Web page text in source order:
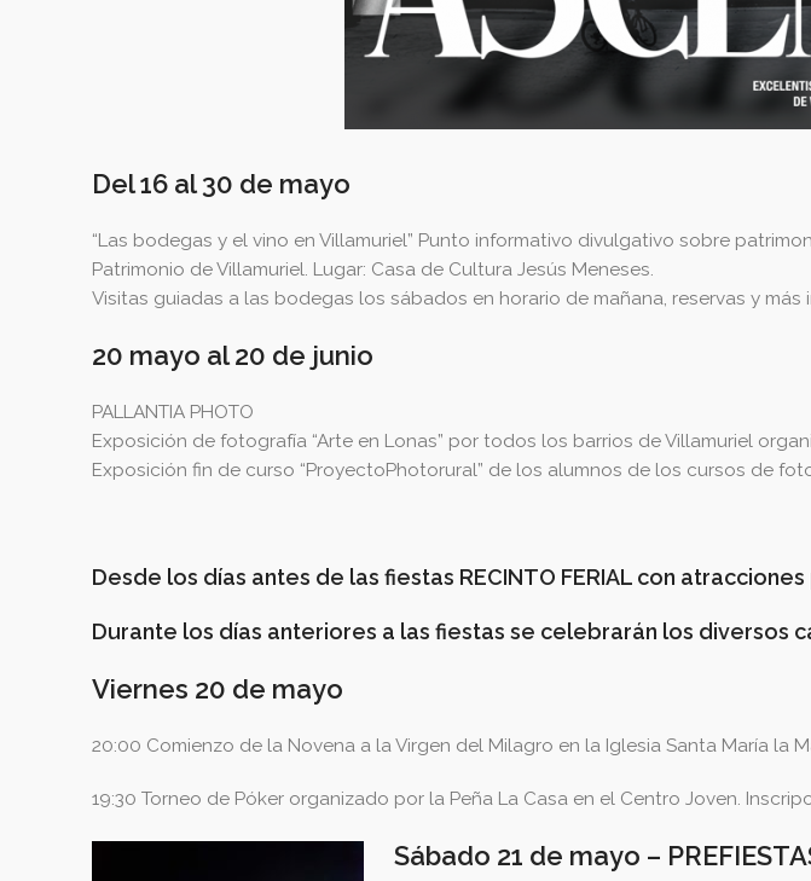
Del 16 al 30 de mayo
“Las bodegas y el vino en Villamuriel” Punto informativo divulgativo sobre
Patrimonio de Villamuriel. Lugar: Casa de Cultura Jesús Meneses.
Visitas guiadas a las bodegas los sábados en horario de mañana, reservas y más
20 mayo al 20 de junio
PALLANTIA PHOTO
Exposición de fotografía “Arte en Lonas” por todos los barrios de Villamuriel
Exposición fin de curso “ProyectoPhotorural” de los alumnos de los cursos de
Desde los días antes de las fiestas RECINTO FERIAL con
Durante los días anteriores a las fiestas se celebrarán los diversos
Viernes 20 de mayo
20:00 Comienzo de la Novena a la Virgen del Milagro en la Iglesia Santa María la
19:30 Torneo de Póker organizado por la Peña La Casa en el Centro Joven.
Sábado 21 de mayo –